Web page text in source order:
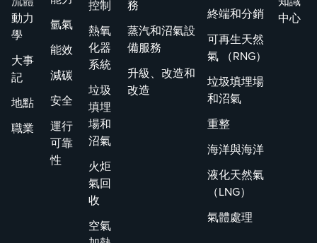
動力
學
大事
記
地點
職業
氫氣
能效
減碳
安全
運行
可靠
性
控制
熱氧
化器
系統
垃圾
填埋
場和
沼氣
火炬
氣回
收
空氣
務
蒸汽和沼氣設
備服務
升級、改造和
改造
終端和分銷
可再生天然
氣 （RNG）
垃圾填埋場
和沼氣
重整
海洋與海洋
液化天然氣
（LNG）
氣體處理
中心